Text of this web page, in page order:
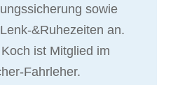
sowie
&Ruhezeiten an.
ist Mitglied im
Fahrleher.